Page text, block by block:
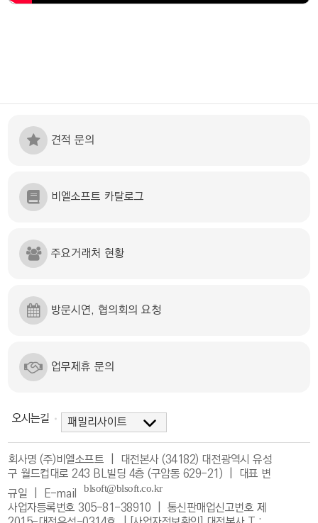
견적 문의
비엘소프트 카탈로그
주요거래처 현황
방문시연, 협의회의 요청
업무제휴 문의
오시는길
회사명 (주)비엘소프트 | 대전본사 (34182) 대전광역시 유성
구 월드컵대로 243 BL빌딩 4층 (구암동 629-21) | 대표 변
규일 |
E-mail
사업자등록번호 305-81-38910 | 통신판매업신고번호 제